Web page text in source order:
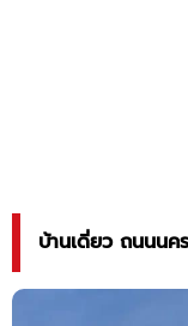
บ้านเดี่ยว ถนนนค